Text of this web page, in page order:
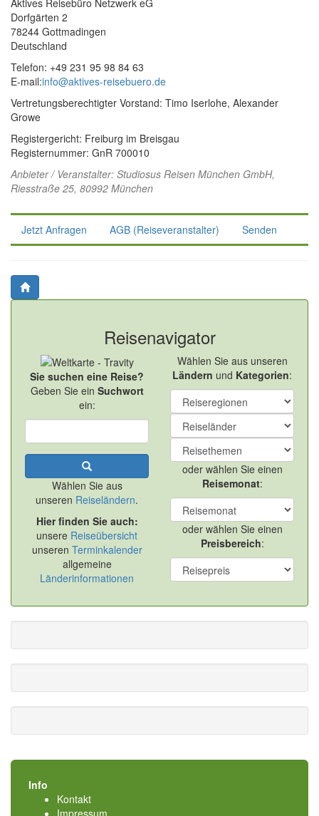
Aktives Reisebüro Netzwerk eG
Dorfgärten 2
78244 Gottmadingen
Deutschland
Telefon: +49 231 95 98 84 63
E-mail:info@aktives-reisebuero.de
Vertretungsberechtigter Vorstand: Timo Iserlohe, Alexander
Growe
Registergericht: Freiburg im Breisgau
Registernummer: GnR 700010
Anbieter / Veranstalter: Studiosus Reisen München GmbH,
Riesstraße 25, 80992 München
Jetzt Anfragen AGB (Reiseveranstalter) Senden
Reisenavigator
Sie suchen eine Reise?
Geben Sie ein Suchwort
ein:
Wählen Sie aus
unseren Reiseländern.
Hier finden Sie auch:
unsere Reiseübersicht
unseren Terminkalender
allgemeine
Länderinformationen
Wählen Sie aus unseren
Ländern und Kategorien:
oder wählen Sie einen
Reisemonat:
oder wählen Sie einen
Preisbereich:
Info
Kontakt